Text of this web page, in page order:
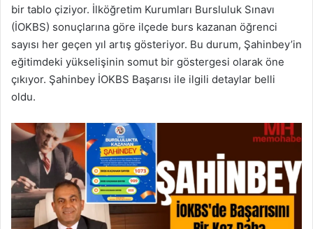
bir tablo çiziyor. İlköğretim Kurumları Bursluluk Sınavı
(İOKBS) sonuçlarına göre ilçede burs kazanan öğrenci
sayısı her geçen yıl artış gösteriyor. Bu durum, Şahinbey’in
eğitimdeki yükselişinin somut bir göstergesi olarak öne
çıkıyor. Şahinbey İOKBS Başarısı ile ilgili detaylar belli
oldu.